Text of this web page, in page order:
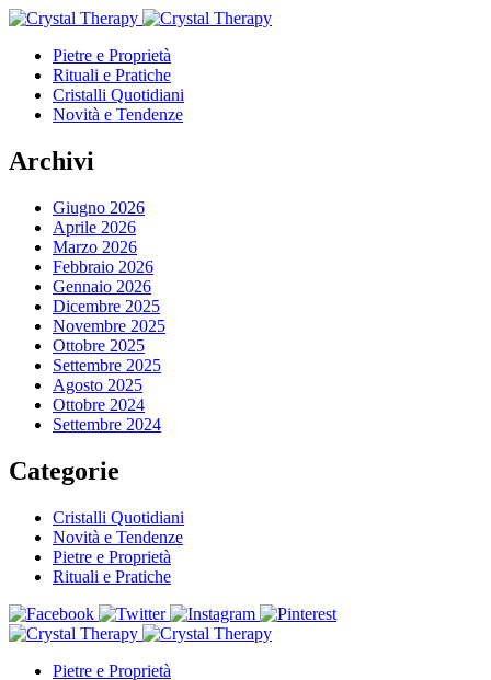
Pietre e Proprietà
Rituali e Pratiche
Cristalli Quotidiani
Novità e Tendenze
Archivi
Giugno 2026
Aprile 2026
Marzo 2026
Febbraio 2026
Gennaio 2026
Dicembre 2025
Novembre 2025
Ottobre 2025
Settembre 2025
Agosto 2025
Ottobre 2024
Settembre 2024
Categorie
Cristalli Quotidiani
Novità e Tendenze
Pietre e Proprietà
Rituali e Pratiche
Pietre e Proprietà